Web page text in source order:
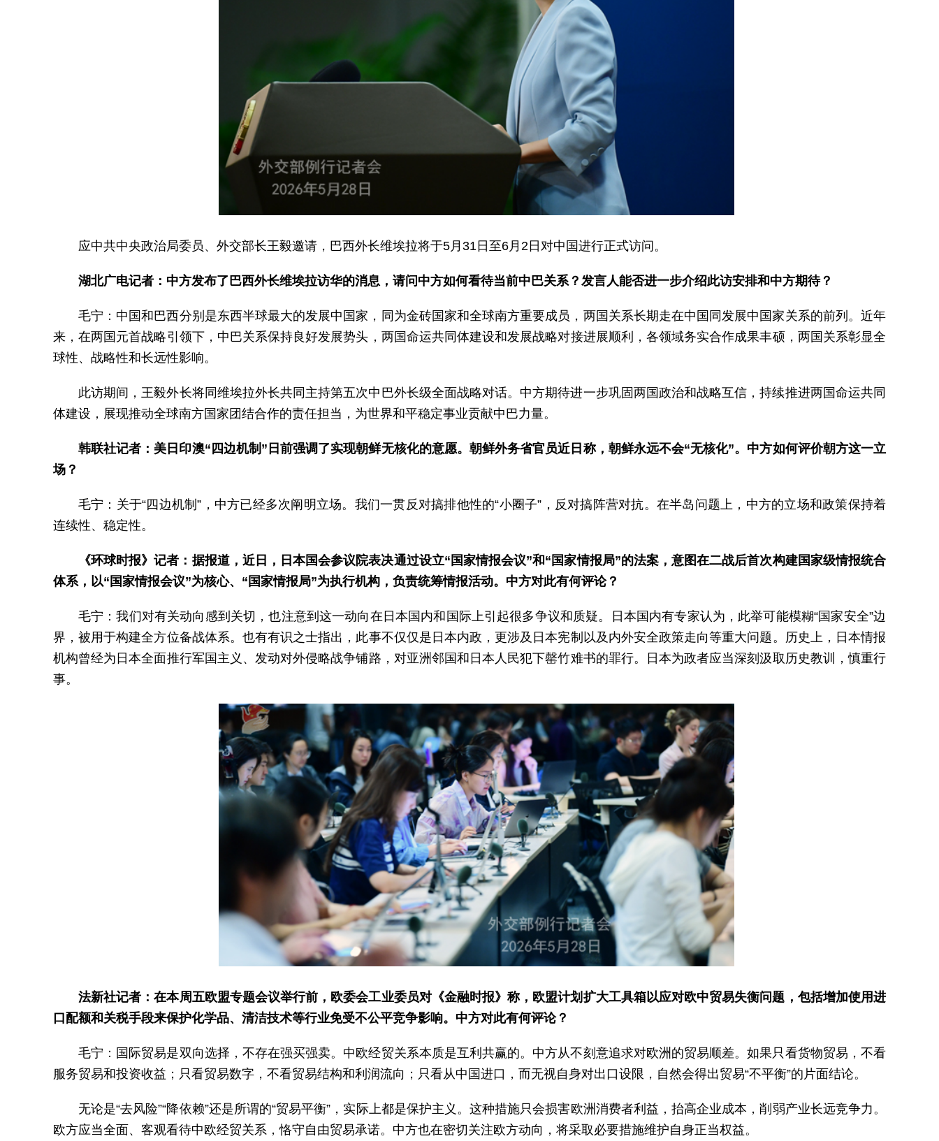
应中共中央政治局委员、外交部长王毅邀请，巴西外长维埃拉将于5月31日至6月2日对中国进行正式访问。
湖北广电记者：中方发布了巴西外长维埃拉访华的消息，请问中方如何看待当前中巴关系？发言人能否进一步介绍此访安排和中方期待？
毛宁：中国和巴西分别是东西半球最大的发展中国家，同为金砖国家和全球南方重要成员，两国关系长期走在中国同发展中国家关系的前列。近年
来，在两国元首战略引领下，中巴关系保持良好发展势头，两国命运共同体建设和发展战略对接进展顺利，各领域务实合作成果丰硕，两国关系彰显全
球性、战略性和长远性影响。
此访期间，王毅外长将同维埃拉外长共同主持第五次中巴外长级全面战略对话。中方期待进一步巩固两国政治和战略互信，持续推进两国命运共同
体建设，展现推动全球南方国家团结合作的责任担当，为世界和平稳定事业贡献中巴力量。
韩联社记者：美日印澳“四边机制”日前强调了实现朝鲜无核化的意愿。朝鲜外务省官员近日称，朝鲜永远不会“无核化”。中方如何评价朝方这一立
场？
毛宁：关于“四边机制”，中方已经多次阐明立场。我们一贯反对搞排他性的“小圈子”，反对搞阵营对抗。在半岛问题上，中方的立场和政策保持着
连续性、稳定性。
《环球时报》记者：据报道，近日，日本国会参议院表决通过设立“国家情报会议”和“国家情报局”的法案，意图在二战后首次构建国家级情报统合
体系，以“国家情报会议”为核心、“国家情报局”为执行机构，负责统筹情报活动。中方对此有何评论？
毛宁：我们对有关动向感到关切，也注意到这一动向在日本国内和国际上引起很多争议和质疑。日本国内有专家认为，此举可能模糊“国家安全”边
界，被用于构建全方位备战体系。也有有识之士指出，此事不仅仅是日本内政，更涉及日本宪制以及内外安全政策走向等重大问题。历史上，日本情报
机构曾经为日本全面推行军国主义、发动对外侵略战争铺路，对亚洲邻国和日本人民犯下罄竹难书的罪行。日本为政者应当深刻汲取历史教训，慎重行
事。
法新社记者：在本周五欧盟专题会议举行前，欧委会工业委员对《金融时报》称，欧盟计划扩大工具箱以应对欧中贸易失衡问题，包括增加使用进
口配额和关税手段来保护化学品、清洁技术等行业免受不公平竞争影响。中方对此有何评论？
毛宁：国际贸易是双向选择，不存在强买强卖。中欧经贸关系本质是互利共赢的。中方从不刻意追求对欧洲的贸易顺差。如果只看货物贸易，不看
服务贸易和投资收益；只看贸易数字，不看贸易结构和利润流向；只看从中国进口，而无视自身对出口设限，自然会得出贸易“不平衡”的片面结论。
无论是“去风险”“降依赖”还是所谓的“贸易平衡”，实际上都是保护主义。这种措施只会损害欧洲消费者利益，抬高企业成本，削弱产业长远竞争力。
欧方应当全面、客观看待中欧经贸关系，恪守自由贸易承诺。中方也在密切关注欧方动向，将采取必要措施维护自身正当权益。